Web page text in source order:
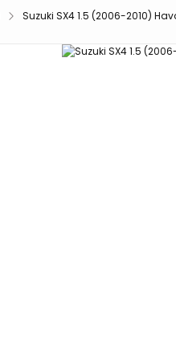
Suzuki SX4 1.5 (2006-2010)